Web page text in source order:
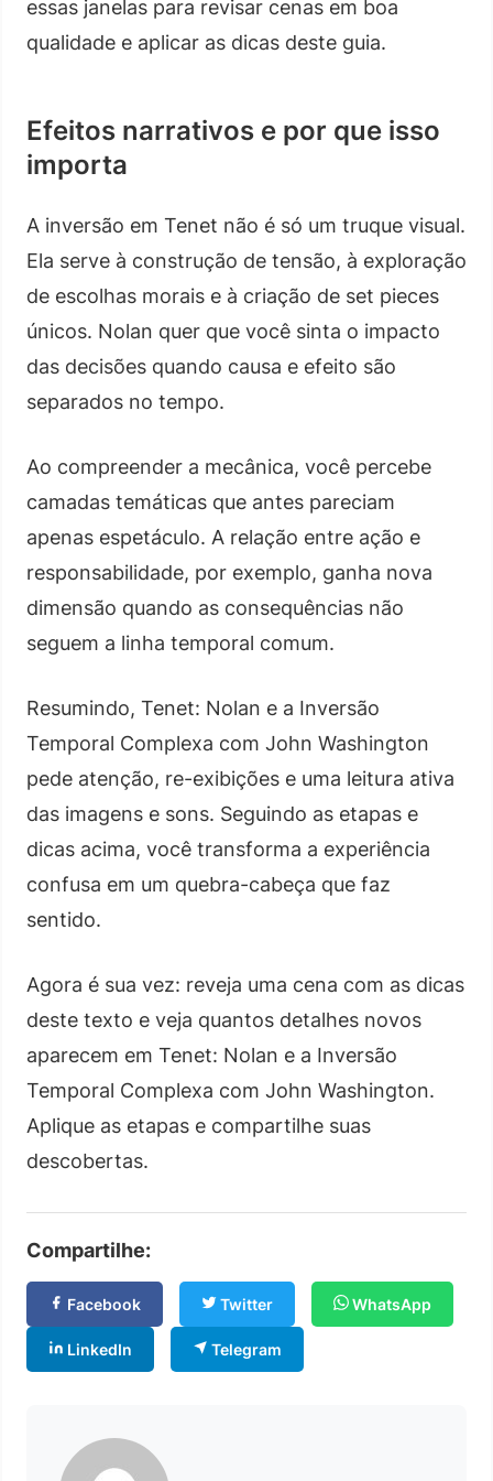
essas janelas para revisar cenas em boa
qualidade e aplicar as dicas deste guia.
Efeitos narrativos e por que isso
importa
A inversão em Tenet não é só um truque visual.
Ela serve à construção de tensão, à exploração
de escolhas morais e à criação de set pieces
únicos. Nolan quer que você sinta o impacto
das decisões quando causa e efeito são
separados no tempo.
Ao compreender a mecânica, você percebe
camadas temáticas que antes pareciam
apenas espetáculo. A relação entre ação e
responsabilidade, por exemplo, ganha nova
dimensão quando as consequências não
seguem a linha temporal comum.
Resumindo, Tenet: Nolan e a Inversão
Temporal Complexa com John Washington
pede atenção, re-exibições e uma leitura ativa
das imagens e sons. Seguindo as etapas e
dicas acima, você transforma a experiência
confusa em um quebra-cabeça que faz
sentido.
Agora é sua vez: reveja uma cena com as dicas
deste texto e veja quantos detalhes novos
aparecem em Tenet: Nolan e a Inversão
Temporal Complexa com John Washington.
Aplique as etapas e compartilhe suas
descobertas.
Compartilhe:
Facebook Twitter WhatsApp
LinkedIn Telegram